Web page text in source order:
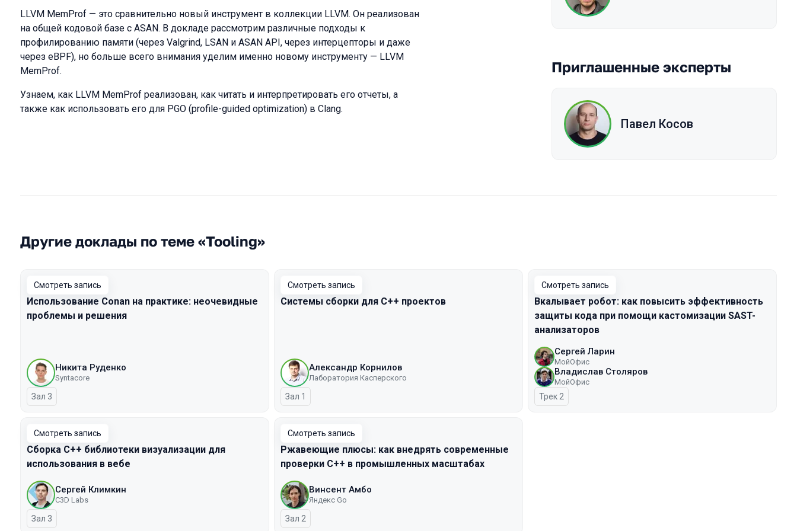
LLVM MemProf — это сравнительно новый инструмент в коллекции LLVM. Он реализован
на общей кодовой базе с ASAN. В докладе рассмотрим различные подходы к
профилированию памяти (через Valgrind, LSAN и ASAN API, через интерцепторы и даже
через eBPF), но больше всего внимания уделим именно новому инструменту — LLVM
MemProf.
Узнаем, как LLVM MemProf реализован, как читать и интерпретировать его отчеты, а
также как использовать его для PGO (profile-guided optimization) в Clang.
Приглашенные эксперты
Павел Косов
Другие доклады по теме «Tooling»
Смотреть запись
Использование Conan на практике: неочевидные
проблемы и решения
Никита Руденко
Syntacore
Зал 3
Смотреть запись
Системы сборки для C++ проектов
Александр Корнилов
Лаборатория Касперского
Зал 1
Смотреть запись
Вкалывает робот: как повысить эффективность
защиты кода при помощи кастомизации SAST-
анализаторов
Сергей Ларин
МойОфис
Владислав Столяров
МойОфис
Трек 2
Смотреть запись
Сборка C++ библиотеки визуализации для
использования в вебе
Сергей Климкин
C3D Labs
Зал 3
Смотреть запись
Ржавеющие плюсы: как внедрять современные
проверки С++ в промышленных масштабах
Винсент Амбо
Яндекс Go
Зал 2